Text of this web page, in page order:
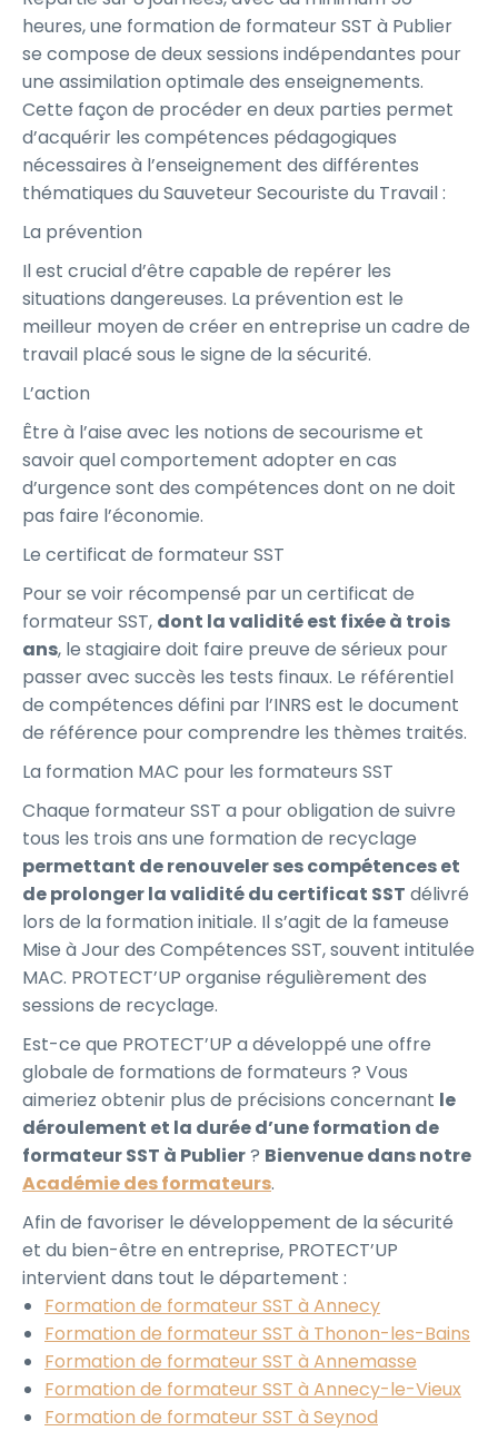
heures, une formation de formateur SST à Publier
se compose de deux sessions indépendantes pour
une assimilation optimale des enseignements.
Cette façon de procéder en deux parties permet
d’acquérir les compétences pédagogiques
nécessaires à l’enseignement des différentes
thématiques du Sauveteur Secouriste du Travail :
La prévention
Il est crucial d’être capable de repérer les
situations dangereuses. La prévention est le
meilleur moyen de créer en entreprise un cadre de
travail placé sous le signe de la sécurité.
L’action
Être à l’aise avec les notions de secourisme et
savoir quel comportement adopter en cas
d’urgence sont des compétences dont on ne doit
pas faire l’économie.
Le certificat de formateur SST
Pour se voir récompensé par un certificat de
formateur SST, dont la validité est fixée à trois
ans, le stagiaire doit faire preuve de sérieux pour
passer avec succès les tests finaux. Le référentiel
de compétences défini par l’INRS est le document
de référence pour comprendre les thèmes traités.
La formation MAC pour les formateurs SST
Chaque formateur SST a pour obligation de suivre
tous les trois ans une formation de recyclage
permettant de renouveler ses compétences et
de prolonger la validité du certificat SST délivré
lors de la formation initiale. Il s’agit de la fameuse
Mise à Jour des Compétences SST, souvent intitulée
MAC. PROTECT’UP organise régulièrement des
sessions de recyclage.
Est-ce que PROTECT’UP a développé une offre
globale de formations de formateurs ? Vous
aimeriez obtenir plus de précisions concernant le
déroulement et la durée d’une formation de
formateur SST à Publier? Bienvenue dans notre
Académie des formateurs.
Afin de favoriser le développement de la sécurité
et du bien-être en entreprise, PROTECT’UP
intervient dans tout le département :
Formation de formateur SST à Annecy
Formation de formateur SST à Thonon-les-Bains
Formation de formateur SST à Annemasse
Formation de formateur SST à Annecy-le-Vieux
Formation de formateur SST à Seynod